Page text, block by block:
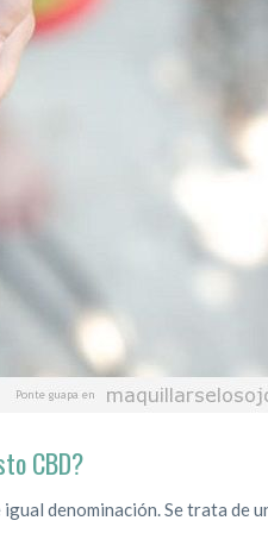
CBD?
denominación. Se trata de